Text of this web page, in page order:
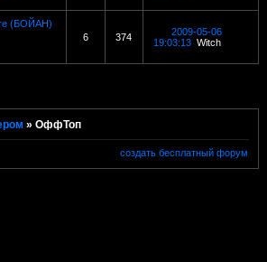
(БОЙАН)
6 374
2009-05-06
19:03:13 Witch
»ОффТоп
создать бесплатный форум